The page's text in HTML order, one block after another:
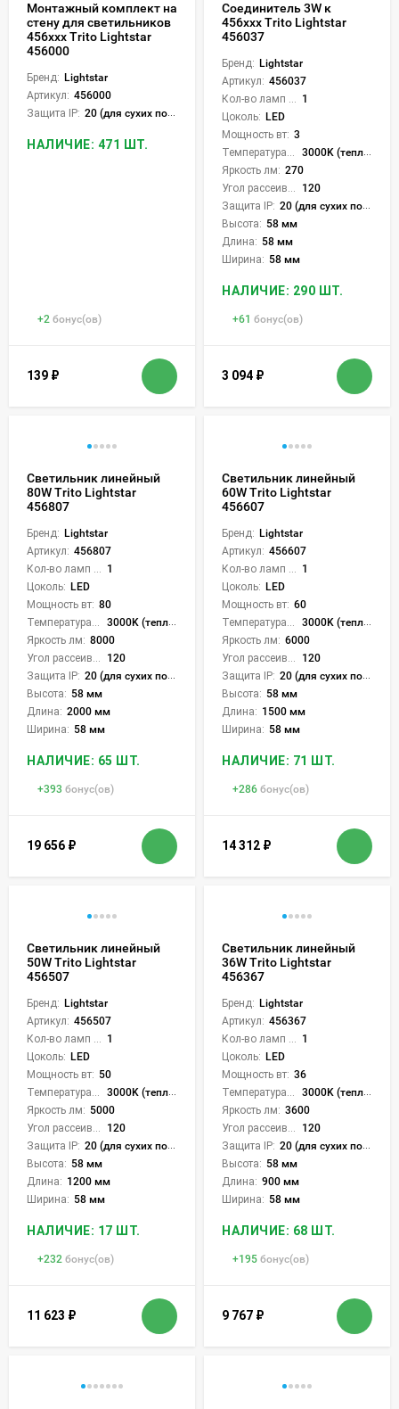
Монтажный комплект на
стену для светильников
456ххх Trito Lightstar
456000
Бренд: Lightstar
Артикул: 456000
Защита IP: 20 (для сухих пом.)
НАЛИЧИЕ: 471 ШТ.
+2 бонус(ов)
139 ₽
Соединитель 3W к
456ххх Trito Lightstar
456037
Бренд: Lightstar
Артикул: 456037
1
Цоколь: LED
Мощность вт: 3
3000K (теплый), 4000K (нейтральный), 6000K (холодный), CCT механическое переключение
Яркость лм: 270
120
Защита IP: 20 (для сухих пом.)
Высота: 58 мм
Длина: 58 мм
Ширина: 58 мм
НАЛИЧИЕ: 290 ШТ.
+61 бонус(ов)
3 094 ₽
Светильник линейный
80W Trito Lightstar
456807
Бренд: Lightstar
Артикул: 456807
1
Цоколь: LED
Мощность вт: 80
3000K (теплый), 4000K (нейтральный), 6000K (холодный), CCT механическое переключение
Яркость лм: 8000
120
Защита IP: 20 (для сухих пом.)
Высота: 58 мм
Длина: 2000 мм
Ширина: 58 мм
НАЛИЧИЕ: 65 ШТ.
+393 бонус(ов)
19 656 ₽
Светильник линейный
60W Trito Lightstar
456607
Бренд: Lightstar
Артикул: 456607
1
Цоколь: LED
Мощность вт: 60
3000K (теплый), 4000K (нейтральный), 6000K (холодный), CCT механическое переключение
Яркость лм: 6000
120
Защита IP: 20 (для сухих пом.)
Высота: 58 мм
Длина: 1500 мм
Ширина: 58 мм
НАЛИЧИЕ: 71 ШТ.
+286 бонус(ов)
14 312 ₽
Светильник линейный
50W Trito Lightstar
456507
Бренд: Lightstar
Артикул: 456507
1
Цоколь: LED
Мощность вт: 50
3000K (теплый), 4000K (нейтральный), 6000K (холодный), CCT механическое переключение
Яркость лм: 5000
120
Защита IP: 20 (для сухих пом.)
Высота: 58 мм
Длина: 1200 мм
Ширина: 58 мм
НАЛИЧИЕ: 17 ШТ.
+232 бонус(ов)
11 623 ₽
Светильник линейный
36W Trito Lightstar
456367
Бренд: Lightstar
Артикул: 456367
1
Цоколь: LED
Мощность вт: 36
3000K (теплый), 4000K (нейтральный), 6000K (холодный), CCT механическое переключение
Яркость лм: 3600
120
Защита IP: 20 (для сухих пом.)
Высота: 58 мм
Длина: 900 мм
Ширина: 58 мм
НАЛИЧИЕ: 68 ШТ.
+195 бонус(ов)
9 767 ₽